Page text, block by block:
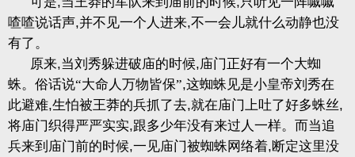
喳喳说话声,并不见一个人进来,不一会儿就什么动静也没
有了。
原来,当刘秀躲进破庙的时候,庙门正好有一个大蜘
蛛。俗话说“大命人万物皆保”,这蜘蛛见是小皇帝刘秀在
此避难,生怕被王莽的兵抓了去,就在庙门上吐了好多蛛丝,
将庙门织得严严实实,跟多少年没有来过人一样。而当追
兵来到庙门前的时候,一见庙门被蜘蛛网络着,断定这里没